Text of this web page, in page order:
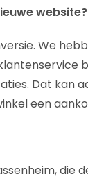
website?
We
Dat kan
een
die